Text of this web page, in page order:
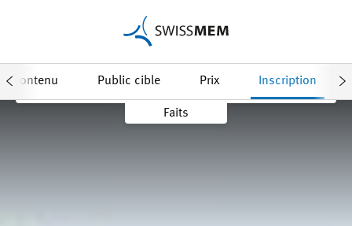
Contenu Public cible Prix Inscription
Date & inscription
Faits